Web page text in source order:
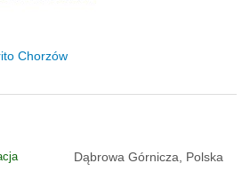
Chorzów
Dąbrowa Górnicza, Polska